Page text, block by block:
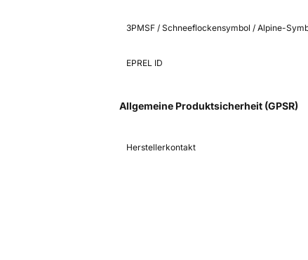
3PMSF / Schneeflockensymbol / Alpine-
EPREL ID
Allgemeine Produktsicherheit (GPSR)
Herstellerkontakt